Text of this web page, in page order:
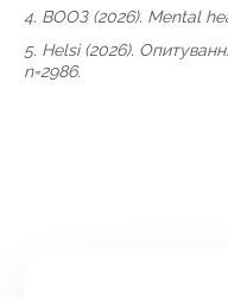
4. ВООЗ (2026). Mental
5. Helsi (2026).
n=2986.